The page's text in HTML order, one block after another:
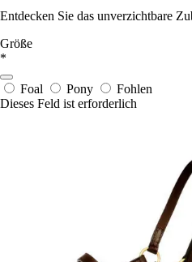
Entdecken Sie das unverzichtbare
Größe
*
Foal Pony
Fohlen
Dieses Feld ist erforderlich